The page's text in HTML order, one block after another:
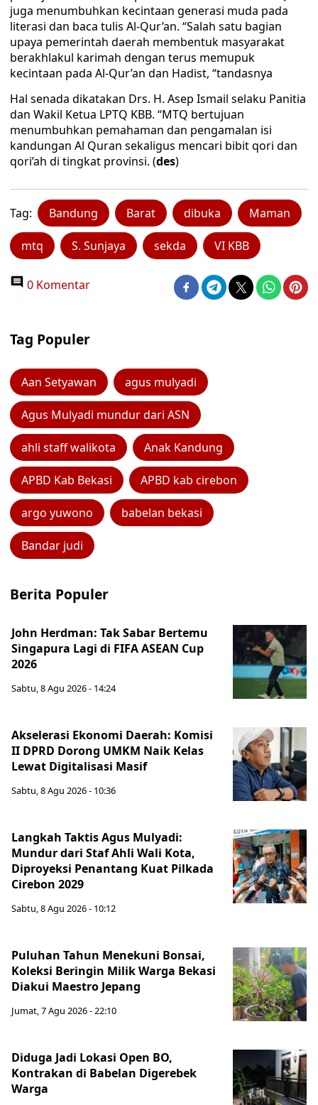
juga menumbuhkan kecintaan generasi muda pada
literasi dan baca tulis Al-Qur’an. “Salah satu bagian
upaya pemerintah daerah membentuk masyarakat
berakhlakul karimah dengan terus memupuk
kecintaan pada Al-Qur’an dan Hadist, “tandasnya
Hal senada dikatakan Drs. H. Asep Ismail selaku Panitia
dan Wakil Ketua LPTQ KBB. “MTQ bertujuan
menumbuhkan pemahaman dan pengamalan isi
kandungan Al Quran sekaligus mencari bibit qori dan
qori’ah di tingkat provinsi. (des)
Tag: Bandung Barat dibuka Maman
mtq S. Sunjaya sekda VI KBB
0 Komentar
Tag Populer
Aan Setyawan agus mulyadi
Agus Mulyadi mundur dari ASN
ahli staff walikota Anak Kandung
APBD Kab Bekasi APBD kab cirebon
argo yuwono babelan bekasi
Bandar judi
Berita Populer
John Herdman: Tak Sabar Bertemu
Singapura Lagi di FIFA ASEAN Cup
2026
Sabtu, 8 Agu 2026 - 14:24
Akselerasi Ekonomi Daerah: Komisi
II DPRD Dorong UMKM Naik Kelas
Lewat Digitalisasi Masif
Sabtu, 8 Agu 2026 - 10:36
Langkah Taktis Agus Mulyadi:
Mundur dari Staf Ahli Wali Kota,
Diproyeksi Penantang Kuat Pilkada
Cirebon 2029
Sabtu, 8 Agu 2026 - 10:12
Puluhan Tahun Menekuni Bonsai,
Koleksi Beringin Milik Warga Bekasi
Diakui Maestro Jepang
Jumat, 7 Agu 2026 - 22:10
Diduga Jadi Lokasi Open BO,
Kontrakan di Babelan Digerebek
Warga